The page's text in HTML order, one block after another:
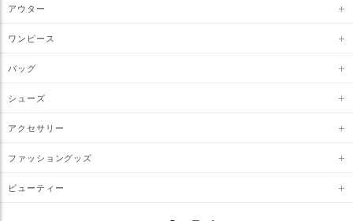
アウター
ワンピース
バッグ
シューズ
アクセサリー
ファッショングッズ
ビューティー